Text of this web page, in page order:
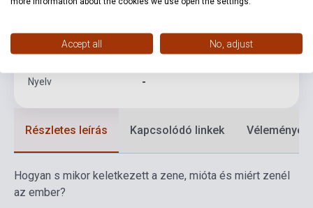
Kiadó EMB
Kiadási év 1972
Formátum Kotta
Nyelv -
Részletes leírás Kapcsolódó linkek Vélemények
Hogyan s mikor keletkezett a zene, mióta és miért zenél
az ember?
Accept all No, adjust